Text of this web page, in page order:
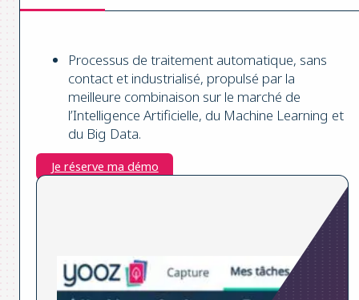
Processus de traitement automatique, sans
contact et industrialisé, propulsé par la
meilleure combinaison sur le marché de
l’Intelligence Artificielle, du Machine Learning et
du Big Data.
Je réserve ma démo